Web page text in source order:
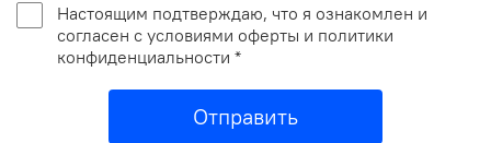
Настоящим подтверждаю, что я ознакомлен и
согласен с условиями оферты и политики
конфиденциальности *
Отправить